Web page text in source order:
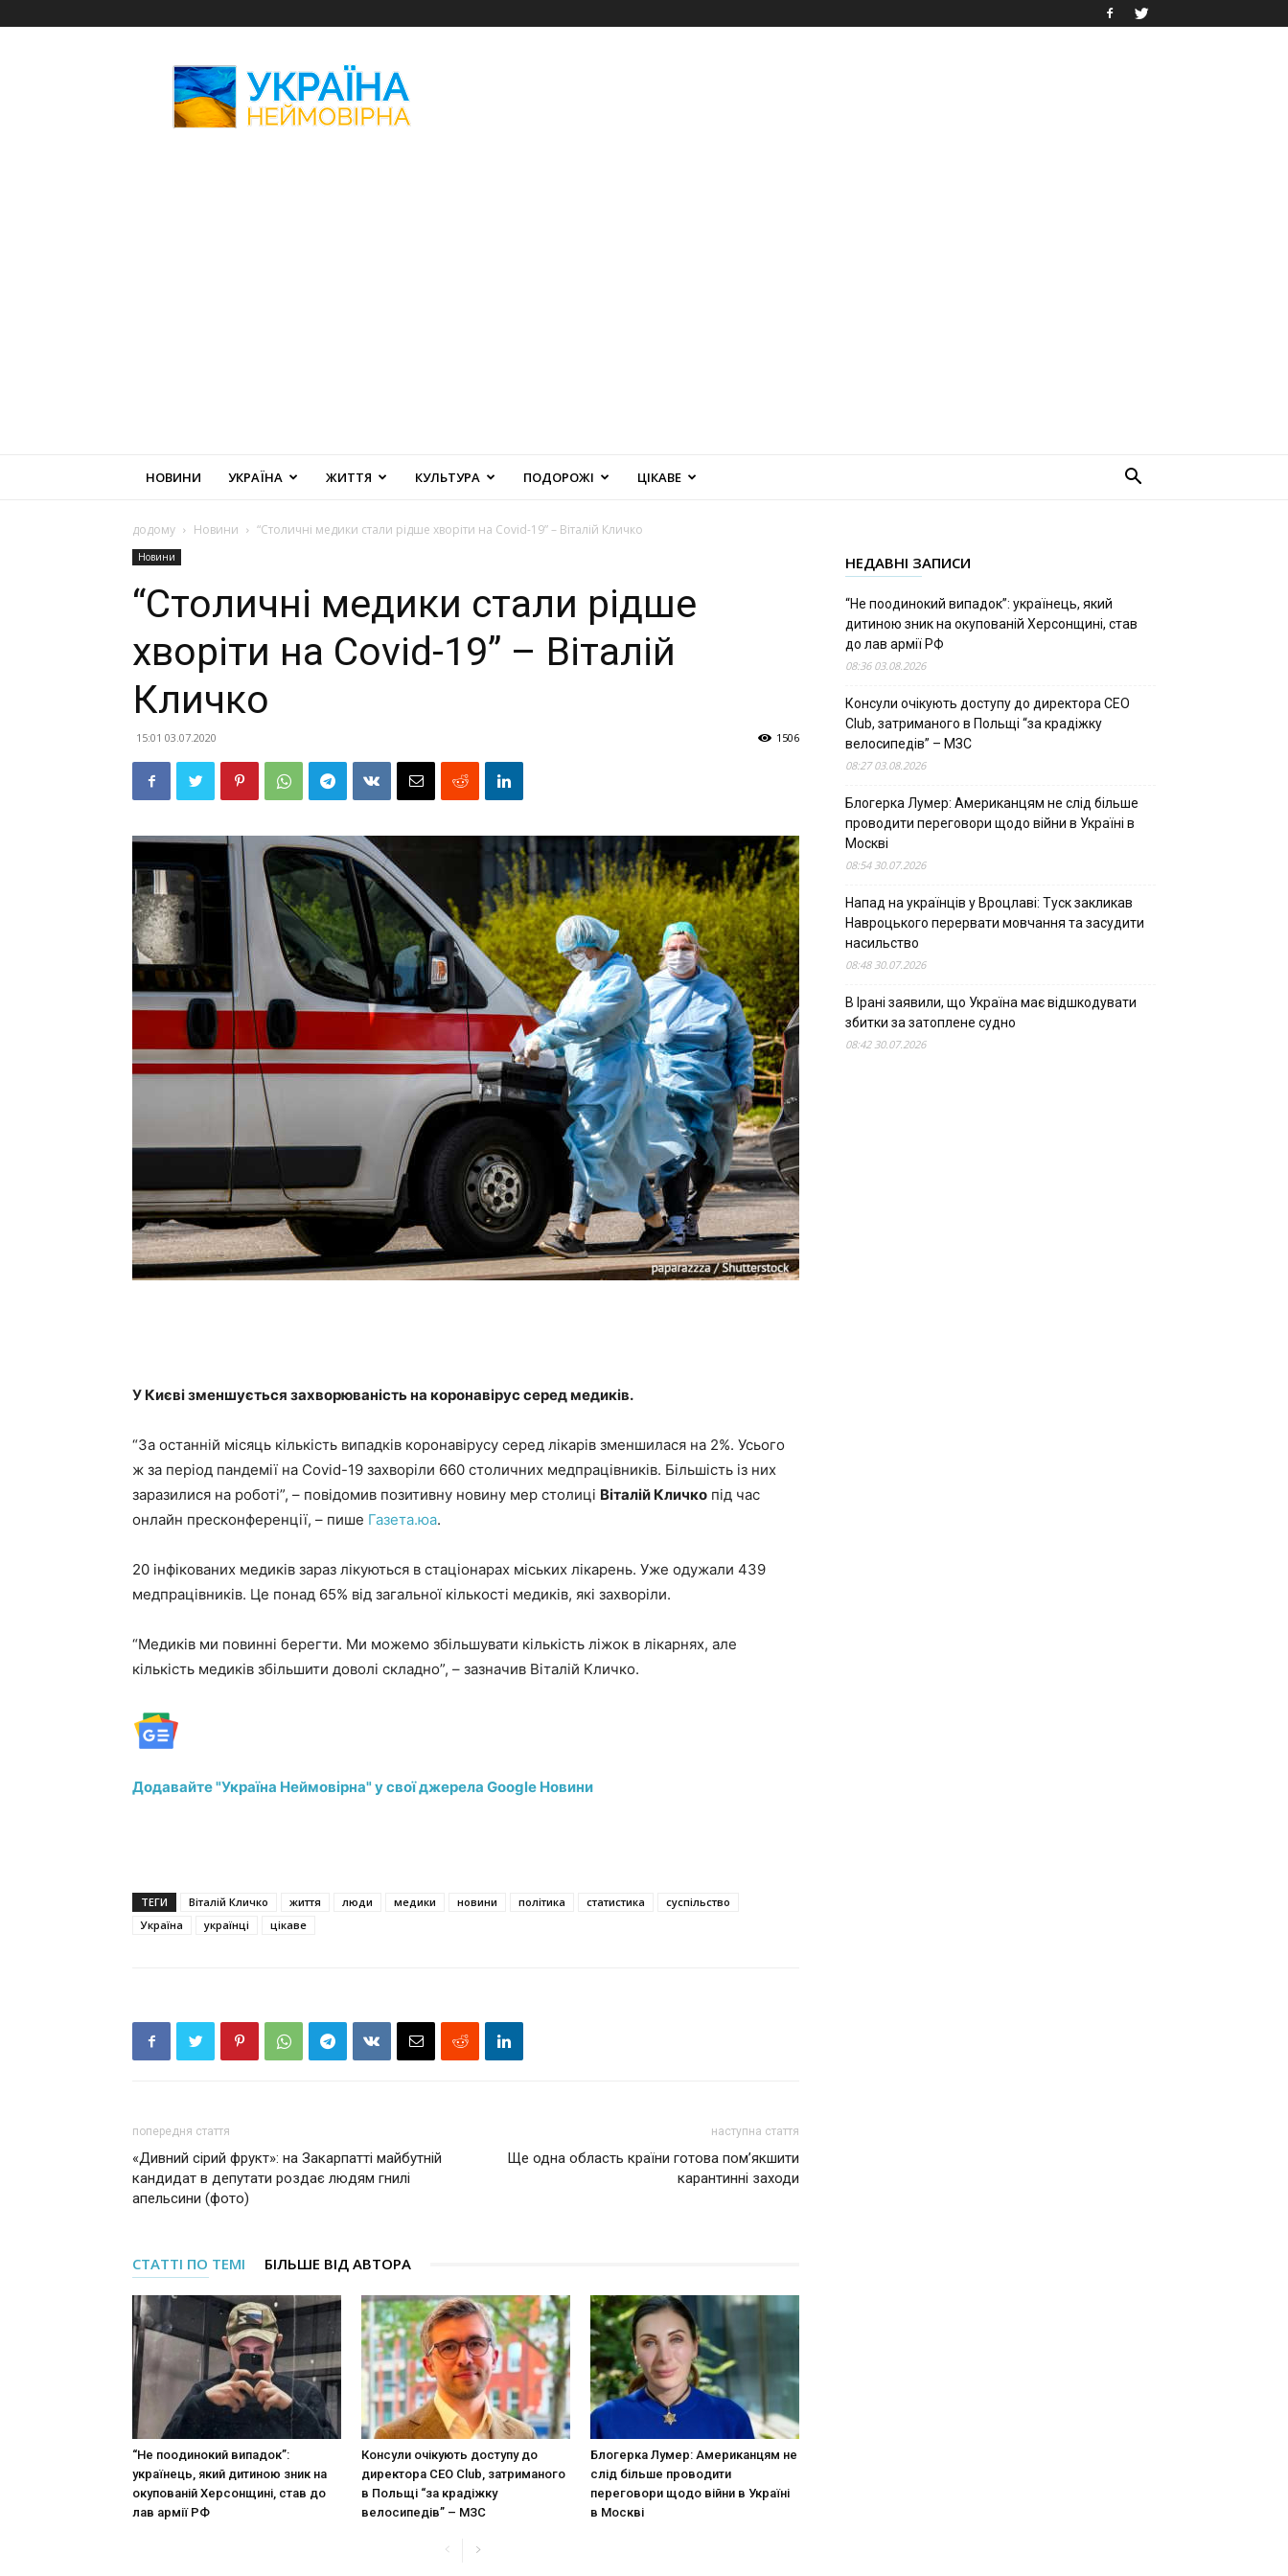
Неймовірна
НОВИНИ УКРАЇНА ЖИТТЯ КУЛЬТУРА ПОДОРОЖІ ЦІКАВЕ
додому Новини “Столичні медики стали рідше хворіти на Covid-19” – Віталій Кличко
Новини
“Столичні медики стали рідше
хворіти на Covid-19” – Віталій
Кличко
15:01 03.07.2020 1506
У Києві зменшується захворюваність на коронавірус серед медиків.
“За останній місяць кількість випадків коронавірусу серед лікарів зменшилася на 2%. Усього
ж за період пандемії на Covid-19 захворіли 660 столичних медпрацівників. Більшість із них
заразилися на роботі”, – повідомив позитивну новину мер столиці Віталій Кличко під час
онлайн пресконференції, – пише Газета.юа.
20 інфікованих медиків зараз лікуються в стаціонарах міських лікарень. Уже одужали 439
медпрацівників. Це понад 65% від загальної кількості медиків, які захворіли.
“Медиків ми повинні берегти. Ми можемо збільшувати кількість ліжок в лікарнях, але
кількість медиків збільшити доволі складно”, – зазначив Віталій Кличко.
Додавайте "Україна Неймовірна" у свої джерела Google Новини
ТЕГИ Віталій Кличко життя люди медики новини політика статистика
суспільство
Україна
українці цікаве
попередня стаття
«Дивний сірий фрукт»: на Закарпатті майбутній
кандидат в депутати роздає людям гнилі
апельсини (фото)
наступна стаття
Ще одна область країни готова пом’якшити
карантинні заходи
СТАТТІ ПО ТЕМІ БІЛЬШЕ ВІД АВТОРА
“Не поодинокий випадок”:
українець, який дитиною зник на
окупованій Херсонщині, став до
лав армії РФ
Консули очікують доступу до
директора CEO Club, затриманого
в Польщі “за крадіжку
велосипедів” – МЗС
Блогерка Лумер: Американцям не
слід більше проводити
переговори щодо війни в Україні
в Москві
НЕДАВНІ ЗАПИСИ
“Не поодинокий випадок”: українець, який
дитиною зник на окупованій Херсонщині, став
до лав армії РФ
08:36 03.08.2026
Консули очікують доступу до директора CEO
Club, затриманого в Польщі “за крадіжку
велосипедів” – МЗС
08:27 03.08.2026
Блогерка Лумер: Американцям не слід більше
проводити переговори щодо війни в Україні в
Москві
08:54 30.07.2026
Напад на українців у Вроцлаві: Туск закликав
Навроцького перервати мовчання та засудити
насильство
08:48 30.07.2026
В Ірані заявили, що Україна має відшкодувати
збитки за затоплене судно
08:42 30.07.2026